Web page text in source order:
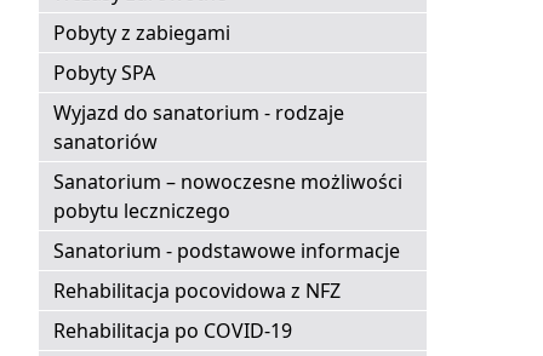
Pobyty z zabiegami
Pobyty SPA
Wyjazd do sanatorium - rodzaje
sanatoriów
Sanatorium – nowoczesne możliwości
pobytu leczniczego
Sanatorium - podstawowe informacje
Rehabilitacja pocovidowa z NFZ
Rehabilitacja po COVID-19